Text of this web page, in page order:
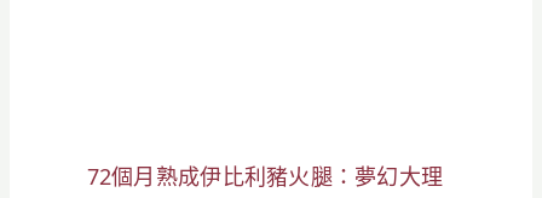
72個月熟成伊比利豬火腿：夢幻大理